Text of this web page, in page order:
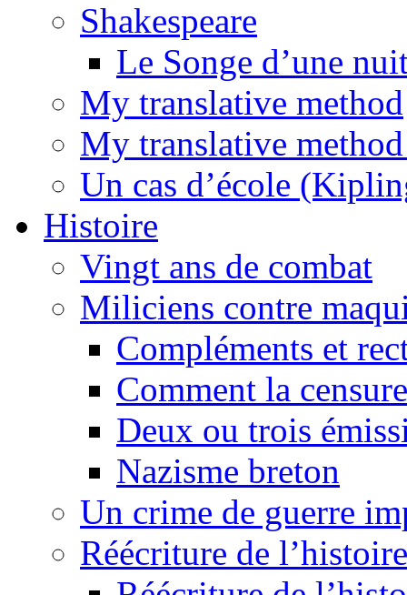
Shakespeare
Le Songe d’une
My translative method
My translative
Un cas d’école
Histoire
Vingt ans de combat
Miliciens contre
Compléments et
Comment la
Deux ou trois
Nazisme breton
Un crime de guerre
Réécriture de